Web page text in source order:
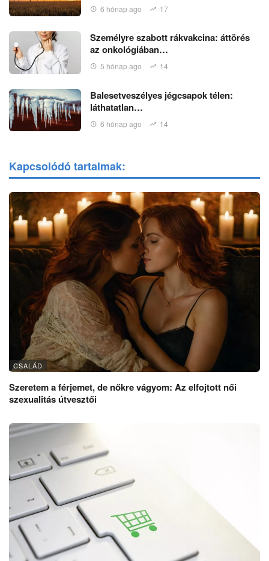
6 hónap ago 17
Személyre szabott rákvakcina: áttörés
az onkológiában…
5 hónap ago 14
Balesetveszélyes jégcsapok télen:
láthatatlan…
6 hónap ago 14
Kapcsolódó tartalmak:
CSALÁD
Szeretem a férjemet, de nőkre vágyom: Az elfojtott női
szexualitás útvesztői